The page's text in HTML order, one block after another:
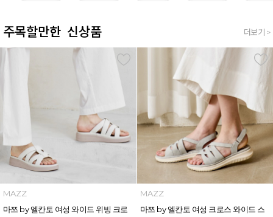
주목할만한 신상품 더보기 >
INTENSE
인텐스 by 엘칸토 여성 와이드 스트랩
MAZZ
인텐스 by 엘칸토 여성 보우 디테일 플